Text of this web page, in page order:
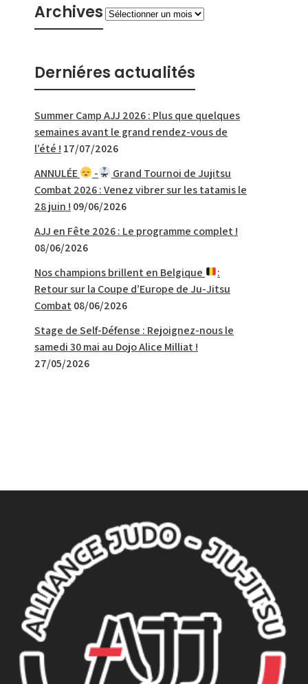
ArchivesArchives
Derniéres actualités
Summer Camp AJJ 2026 : Plus que quelques
semaines avant le grand rendez-vous de
l’été ! 17/07/2026
ANNULÉE
-
Grand Tournoi de Jujitsu
Combat 2026 : Venez vibrer sur les tatamis le
28 juin ! 09/06/2026
AJJ en Fête 2026 : Le programme complet !
08/06/2026
Nos champions brillent en Belgique
:
Retour sur la Coupe d’Europe de Ju-Jitsu
Combat 08/06/2026
Stage de Self-Défense : Rejoignez-nous le
samedi 30 mai au Dojo Alice Milliat !
27/05/2026